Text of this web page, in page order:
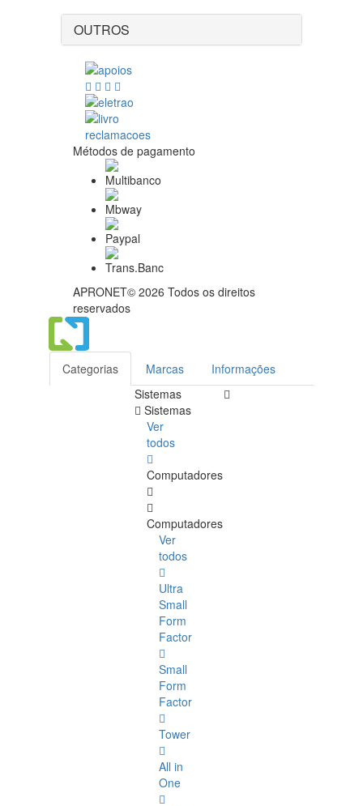
OUTROS
Métodos de pagamento
APRONET© 2026 Todos os direitos
reservados
Categorias Marcas
Informações
Sistemas
Sistemas
Ver
todos
Computadores
Computadores
Ver
todos
Ultra
Small
Form
Factor
Small
Form
Factor
Tower
All in
One